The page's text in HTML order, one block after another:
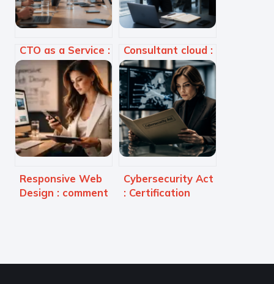
CTO as a Service :
Accélérez votre
roadmap
technique sans le
coût d’un
recrutement
senior
Consultant cloud :
comment réussir
votre migration
sans exploser
votre budget ?
Responsive Web
Design : comment
Cybersecurity Act
: Certification
stratégique 2026